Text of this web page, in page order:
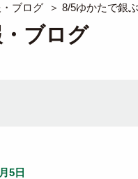
ブログ ＞ 8/5ゆかたで銀
ブログ
5日